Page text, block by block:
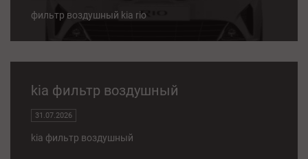
фильтр воздушный kia rio
kia фильтр воздушный
31.07.2026
kia фильтр воздушный